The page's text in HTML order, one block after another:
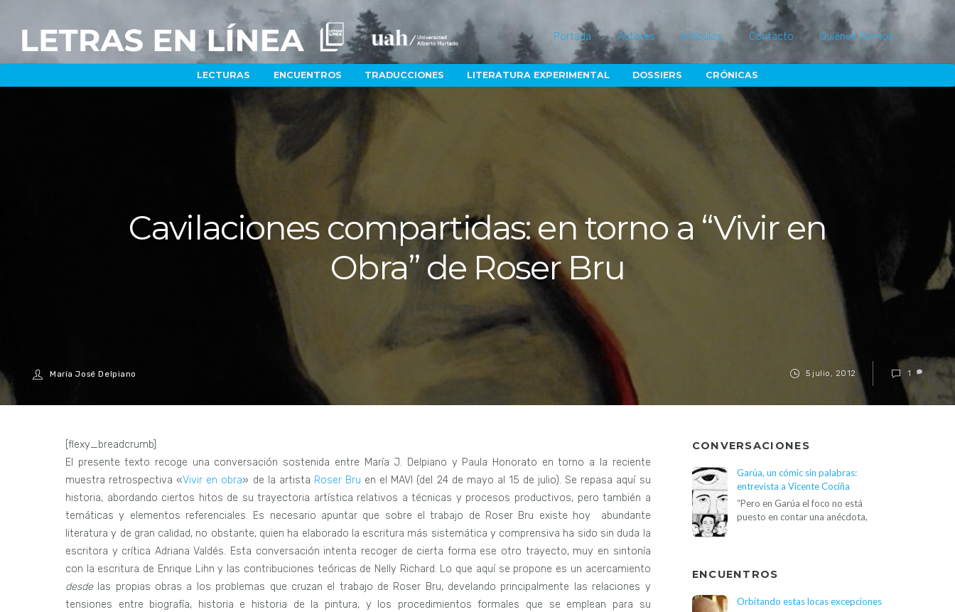
Portada Autores Artículos Contacto Quiénes Somos
LECTURAS ENCUENTROS TRADUCCIONES LITERATURA EXPERIMENTAL DOSSIERS CRÓNICAS
5 julio, 2012
Cavilaciones compartidas: en torno a “Vivir en
Obra” de Roser Bru
María José Delpiano 1
[flexy_breadcrumb]
El presente texto recoge una conversación sostenida entre María J. Delpiano y Paula Honorato en torno a la reciente
muestra retrospectiva «Vivir en obra» de la artista Roser Bru en el MAVI (del 24 de mayo al 15 de julio). Se repasa aquí su
historia, abordando ciertos hitos de su trayectoria artística relativos a técnicas y procesos productivos, pero también a
temáticas y elementos referenciales. Es necesario apuntar que sobre el trabajo de Roser Bru existe hoy abundante
literatura y de gran calidad, no obstante, quien ha elaborado la escritura más sistemática y comprensiva ha sido sin duda la
escritora y crítica Adriana Valdés. Esta conversación intenta recoger de cierta forma ese otro trayecto, muy en sintonía
con la escritura de Enrique Lihn y las contribuciones teóricas de Nelly Richard. Lo que aquí se propone es un acercamiento
desdelas propias obras a los problemas que cruzan el trabajo de Roser Bru, develando principalmente las relaciones y
tensiones entre biografía, historia e historia de la pintura, y los procedimientos formales que se emplean para su
CONVERSACIONES
Garúa, un cómic sin palabras:
entrevista a Vicente Cociña
“Pero en Garúa el foco no está
puesto en contar una anécdota,
ENCUENTROS
Orbitando estas locas excepciones